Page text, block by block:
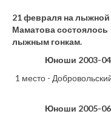
ОЦЕНКА КАЧЕСТВА
21 февраля на
Маматова
лыжным гонкам.
Юноши 2003-04
1 место -
Юноши 2005-06